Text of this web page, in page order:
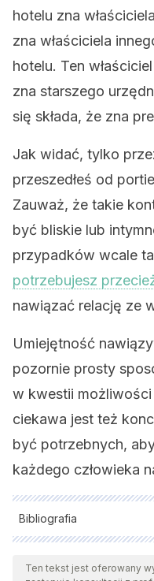
hotelu zna
zna właściciela
hotelu. Ten
zna starszego
się składa, że ​​zna
Jak widać, tylko
przeszedłeś od
Zauważ, że takie
być bliskie lub
przypadków wcale
potrzebujesz
nawiązać relację ze
Umiejętność
pozornie prosty
w kwestii
ciekawa jest też
być potrzebnych,
każdego człowieka
Bibliografia
Wszystkie cytowane
przeanalizowane przez
Ten tekst jest oferowany